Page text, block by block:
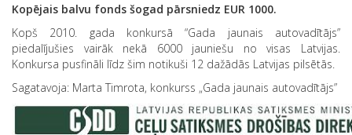
Kopējais balvu fonds šogad pārsniedz EUR 1000.
Kopš 2010. gada konkursā “Gada jaunais autovadītājs”
piedalījušies vairāk nekā 6000 jauniešu no visas Latvijas.
Konkursa pusfināli līdz šim notikuši 12 dažādās Latvijas pilsētās.
Sagatavoja: Marta Timrota, konkurss „Gada jaunais autovadītājs”